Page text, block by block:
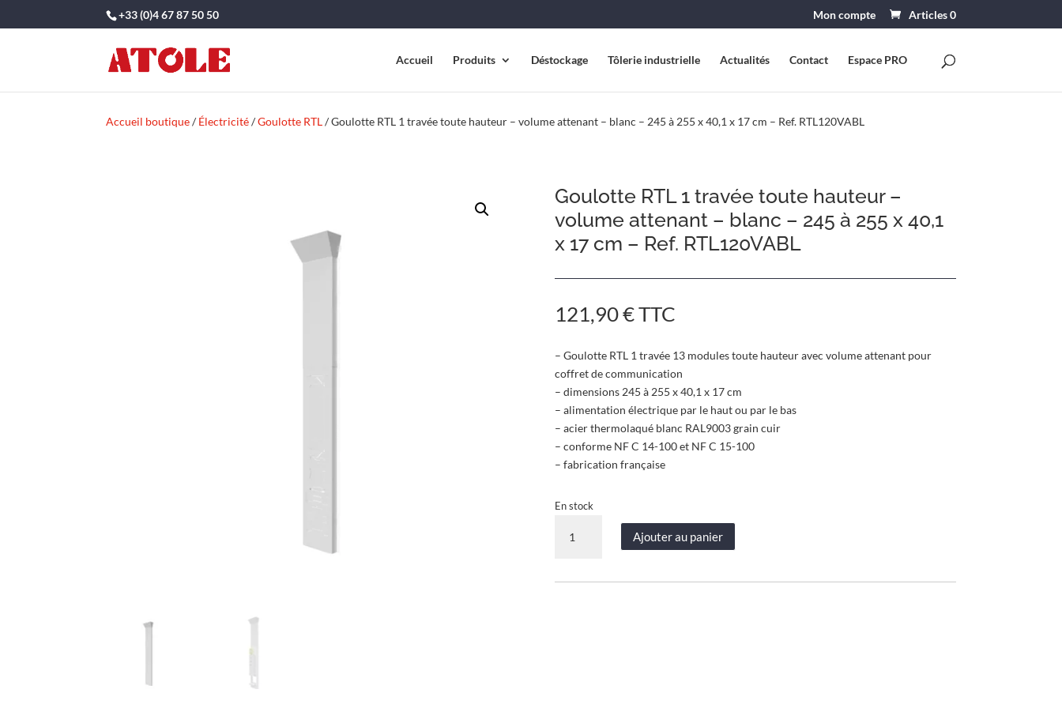
+33 (0)4 67 87 50 50 Mon compte Articles 0
Accueil Produits Déstockage Tôlerie industrielle Actualités Contact Espace PRO
Accueil boutique/Électricité/Goulotte RTL/ Goulotte RTL 1 travée toute hauteur – volume attenant – blanc – 245 à 255 x 40,1 x 17 cm – Ref. RTL120VABL
Goulotte RTL 1 travée toute hauteur –
volume attenant – blanc – 245 à 255 x 40,1
x 17 cm – Ref. RTL120VABL
121,90€TTC
– Goulotte RTL 1 travée 13 modules toute hauteur avec volume attenant pour
coffret de communication
– dimensions 245 à 255 x 40,1 x 17 cm
– alimentation électrique par le haut ou par le bas
– acier thermolaqué blanc RAL9003 grain cuir
– conforme NF C 14-100 et NF C 15-100
– fabrication française
En stock
Ajouter au panier